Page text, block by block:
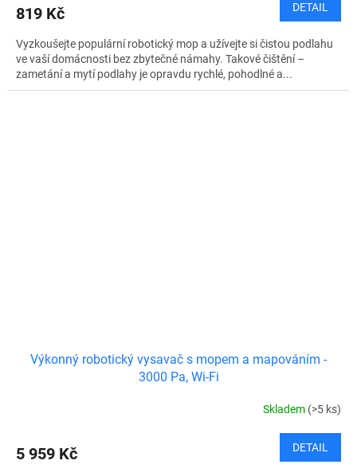
819 Kč DETAIL
Vyzkoušejte populární robotický mop a užívejte si čistou podlahu
ve vaší domácnosti bez zbytečné námahy. Takové čištění –
zametání a mytí podlahy je opravdu rychlé, pohodlné a...
Výkonný robotický vysavač s mopem a mapováním -
3000 Pa, Wi-Fi
Skladem (>5 ks)
5 959 Kč DETAIL